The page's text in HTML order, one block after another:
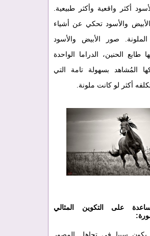
أكثر واقعية وأكثر طبيعية.
والأسود تحكي عن أشياء
صور الأبيض والأسود
طابع الحنين، الدراما الواحدة
المُشاهد بسهولة تامة التي
أكثر لو كانت ملونة.
على التكوين المثالي